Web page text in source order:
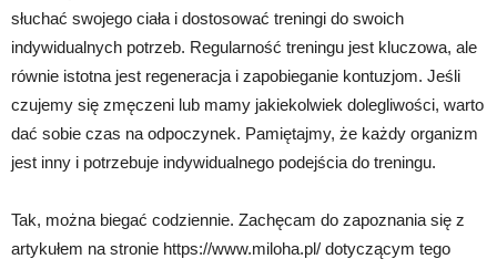
słuchać swojego ciała i dostosować treningi do swoich
indywidualnych potrzeb. Regularność treningu jest kluczowa, ale
równie istotna jest regeneracja i zapobieganie kontuzjom. Jeśli
czujemy się zmęczeni lub mamy jakiekolwiek dolegliwości, warto
dać sobie czas na odpoczynek. Pamiętajmy, że każdy organizm
jest inny i potrzebuje indywidualnego podejścia do treningu.
Tak, można biegać codziennie. Zachęcam do zapoznania się z
artykułem na stronie https://www.miloha.pl/ dotyczącym tego